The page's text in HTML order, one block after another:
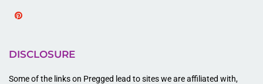
DISCLOSURE
Some of the links on Pregged lead to sites we are affiliated with,